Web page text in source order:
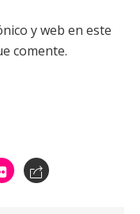
y web en este
comente.